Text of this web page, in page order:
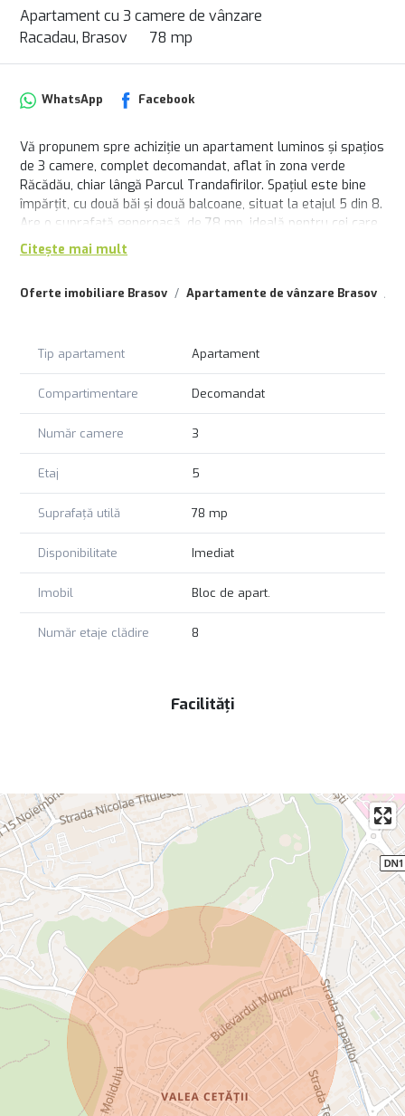
Apartament cu 3 camere de vânzare
Racadau, Brasov
78 mp
Oferte imobiliare Brasov Apartamente de vânzare Brasov
WhatsApp Facebook
Vă propunem spre achiziție un apartament luminos și spațios
de 3 camere, complet decomandat, aflat în zona verde
Răcădău, chiar lângă Parcul Trandafirilor. Spațiul este bine
împărțit, cu două băi și două balcoane, situat la etajul 5 din 8.
Are o suprafață generoasă, de 78 mp, ideală pentru cei care
caută confort și liniște.
Citește mai mult
Tip apartament Apartament
Compartimentare Decomandat
Număr camere 3
Etaj 5
Suprafață utilă 78 mp
Disponibilitate Imediat
Imobil Bloc de apart.
Număr etaje clădire 8
Facilități